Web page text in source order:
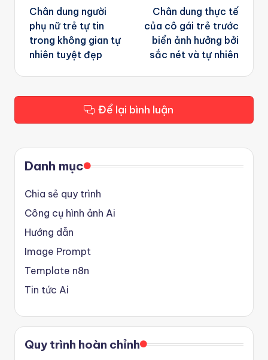
navigation
Chân dung người
phụ nữ trẻ tự tin
trong không gian tự
nhiên tuyệt đẹp
Chân dung thực tế
của cô gái trẻ trước
biển ảnh hưởng bởi
sắc nét và tự nhiên
Để lại bình luận
Danh mục
Chia sẻ quy trình
Công cụ hình ảnh Ai
Hướng dẫn
Image Prompt
Template n8n
Tin tức Ai
Quy trình hoàn chỉnh